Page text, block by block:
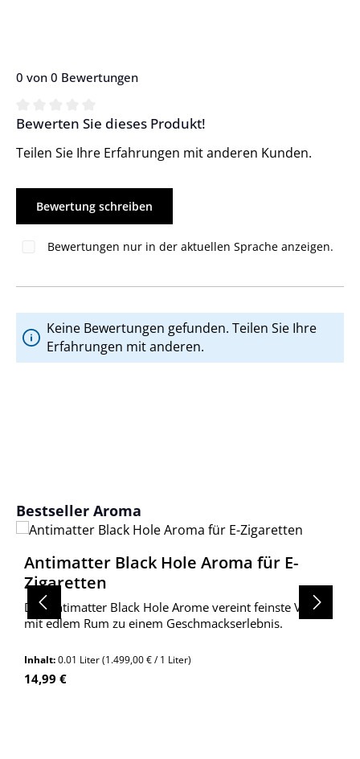
0 von 0 Bewertungen
Durchschnittliche Bewertung von 0 von 5 Sternen
Bewerten Sie dieses Produkt!
Teilen Sie Ihre Erfahrungen mit anderen Kunden.
Bewertung schreiben
Bewertungen nur in der aktuellen Sprache anzeigen.
Keine Bewertungen gefunden. Teilen Sie Ihre
Erfahrungen mit anderen.
Produktgalerie überspringen
Bestseller Aroma
Antimatter Black Hole Aroma für E-
Zigaretten
Das Antimatter Black Hole Arome vereint feinste Vanille
mit edlem Rum zu einem Geschmackserlebnis.
Inhalt:0.01 Liter(1.499,00 € / 1 Liter)
Regulärer Preis:
14,99 €